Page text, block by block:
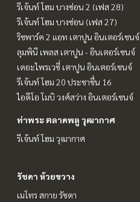
รีเจ้นท์ โฮม บางซ่อน 2 (เฟส 28)
รีเจ้นท์ โฮม บางซ่อน (เฟส 27)
ริชพาร์ค 2 แอท เตาปูน อินเตอร์เชนจ์
ลุมพินี เพลส เตาปูน - อินเตอร์เชนจ์
เดอะไพรเวซี่ เตาปูน อินเตอร์เชนจ์
รีเจ้นท์ โฮม 20 ประชาชื่น 16
ไอดีโอ โมบิ วงศ์สว่าง อินเตอร์เชนจ์
ท่าพระ ตลาดพลู วุฒากาศ
รีเจ้นท์ โฮม วุฒากาศ
รัชดา ห้วยขวาง
เมโทร สกาย รัชดา